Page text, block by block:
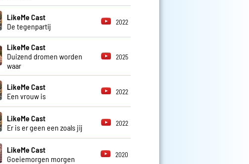
LikeMe Cast
De tegenpartij
2022
LikeMe Cast
Duizend dromen worden
waar
2025
LikeMe Cast
Een vrouw is
2022
LikeMe Cast
Er is er geen een zoals jij
2022
LikeMe Cast
Goeiemorgen morgen
2020